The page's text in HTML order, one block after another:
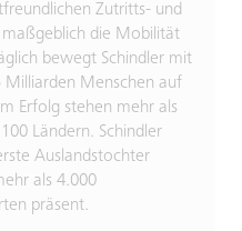
Zutritts- und
maßgeblich die Mobilität
bewegt Schindler mit
Milliarden Menschen auf
Erfolg stehen mehr als
Ländern. Schindler
Auslandstochter
als 4.000
präsent.